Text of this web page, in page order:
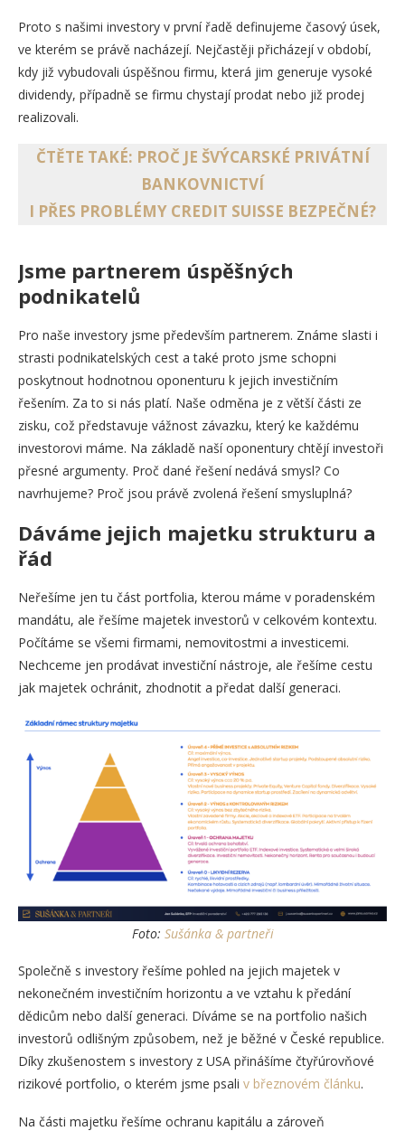
Proto s našimi investory v první řadě definujeme časový úsek,
ve kterém se právě nacházejí. Nejčastěji přicházejí v období,
kdy již vybudovali úspěšnou firmu, která jim generuje vysoké
dividendy, případně se firmu chystají prodat nebo již prodej
realizovali.
ČTĚTE TAKÉ: PROČ JE ŠVÝCARSKÉ PRIVÁTNÍ
BANKOVNICTVÍ
I PŘES PROBLÉMY CREDIT SUISSE BEZPEČNÉ?
Jsme partnerem úspěšných
podnikatelů
Pro naše investory jsme především partnerem. Známe slasti i
strasti podnikatelských cest a také proto jsme schopni
poskytnout hodnotnou oponenturu k jejich investičním
řešením. Za to si nás platí. Naše odměna je z větší části ze
zisku, což představuje vážnost závazku, který ke každému
investorovi máme. Na základě naší oponentury chtějí investoři
přesné argumenty. Proč dané řešení nedává smysl? Co
navrhujeme? Proč jsou právě zvolená řešení smysluplná?
Dáváme jejich majetku strukturu a
řád
Neřešíme jen tu část portfolia, kterou máme v poradenském
mandátu, ale řešíme majetek investorů v celkovém kontextu.
Počítáme se všemi firmami, nemovitostmi a investicemi.
Nechceme jen prodávat investiční nástroje, ale řešíme cestu
jak majetek ochránit, zhodnotit a předat další generaci.
Foto: Sušánka & partneři
Společně s investory řešíme pohled na jejich majetek v
nekonečném investičním horizontu a ve vztahu k předání
dědicům nebo další generaci. Díváme se na portfolio našich
investorů odlišným způsobem, než je běžné v České republice.
Díky zkušenostem s investory z USA přinášíme čtyřúrovňové
rizikové portfolio, o kterém jsme psali v březnovém článku.
Na části majetku řešíme ochranu kapitálu a zároveň